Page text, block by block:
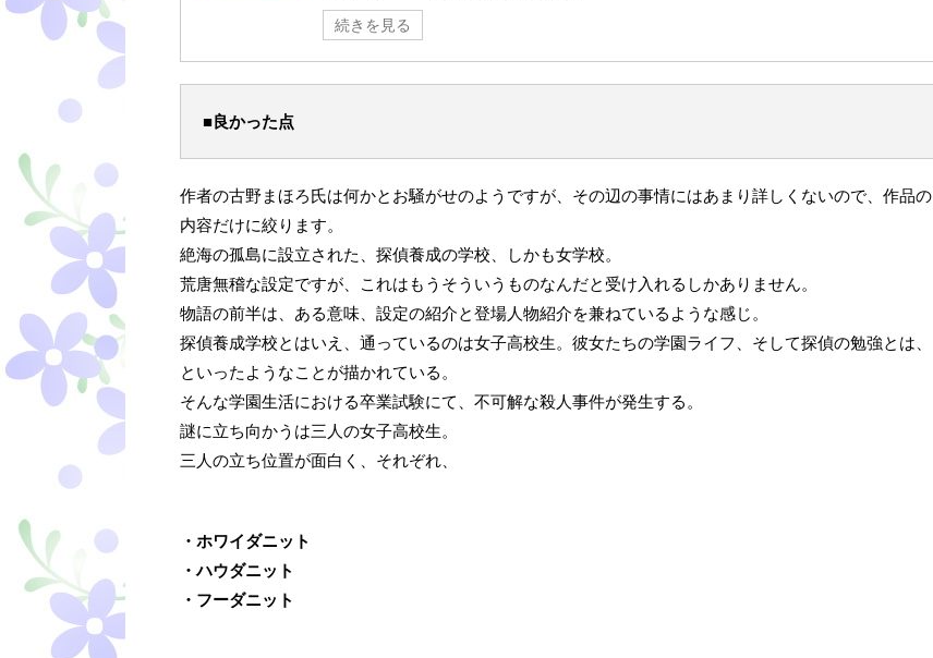
続きを見る
■良かった点
作者の古野まほろ氏は何かとお騒がせのようですが、その辺の事情にはあまり詳しくないので、作品の
内容だけに絞ります。
絶海の孤島に設立された、探偵養成の学校、しかも女学校。
荒唐無稽な設定ですが、これはもうそういうものなんだと受け入れるしかありません。
物語の前半は、ある意味、設定の紹介と登場人物紹介を兼ねているような感じ。
探偵養成学校とはいえ、通っているのは女子高校生。彼女たちの学園ライフ、そして探偵の勉強とは、
といったようなことが描かれている。
そんな学園生活における卒業試験にて、不可解な殺人事件が発生する。
謎に立ち向かうは三人の女子高校生。
三人の立ち位置が面白く、それぞれ、
・ホワイダニット
・ハウダニット
・フーダニット